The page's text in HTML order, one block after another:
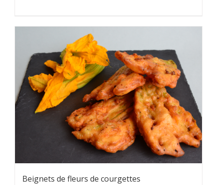
Beignets de fleurs de courgettes